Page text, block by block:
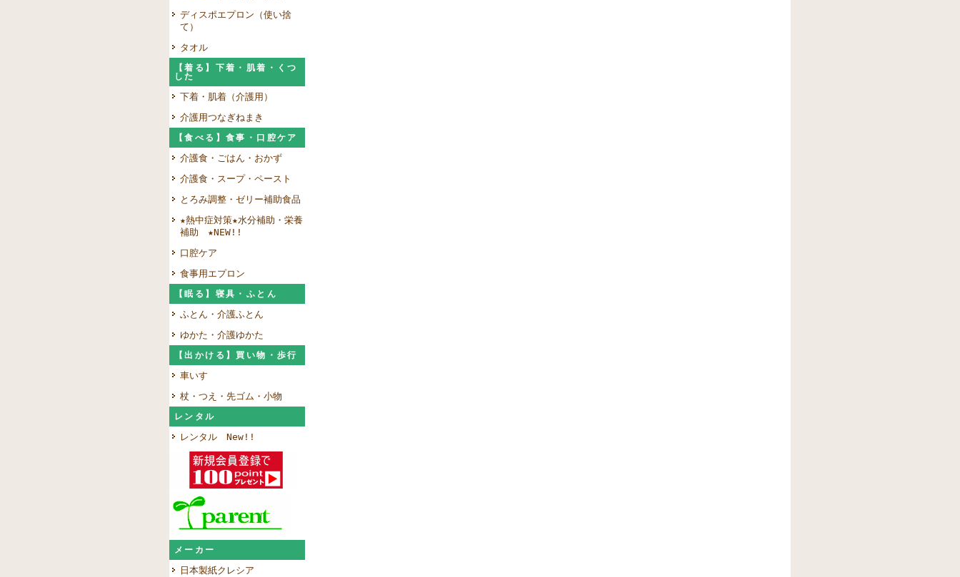
ディスポエプロン（使い捨
て）
タオル
【着る】下着・肌着・くつ
した
下着・肌着（介護用）
介護用つなぎねまき
【食べる】食事・口腔ケア
介護食・ごはん・おかず
介護食・スープ・ペースト
とろみ調整・ゼリー補助食品
★熱中症対策★水分補助・栄養
補助 ★NEW!!
口腔ケア
食事用エプロン
【眠る】寝具・ふとん
ふとん・介護ふとん
ゆかた・介護ゆかた
【出かける】買い物・歩行
車いす
杖・つえ・先ゴム・小物
レンタル
レンタル New!!
メーカー
日本製紙クレシア